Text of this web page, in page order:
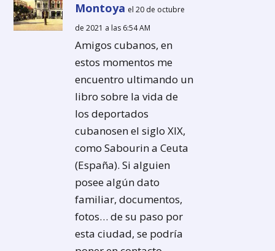
Montoya el 20 de octubre
de 2021 a las 6:54 AM
Amigos cubanos, en
estos momentos me
encuentro ultimando un
libro sobre la vida de
los deportados
cubanosen el siglo XIX,
como Sabourin a Ceuta
(España). Si alguien
posee algún dato
familiar, documentos,
fotos… de su paso por
esta ciudad, se podría